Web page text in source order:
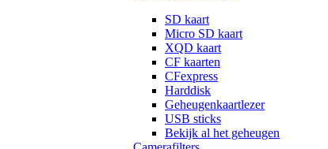
SD kaart
Micro SD kaart
XQD kaart
CF kaarten
CFexpress
Harddisk
Geheugenkaartlezer
USB sticks
Bekijk al het geheugen